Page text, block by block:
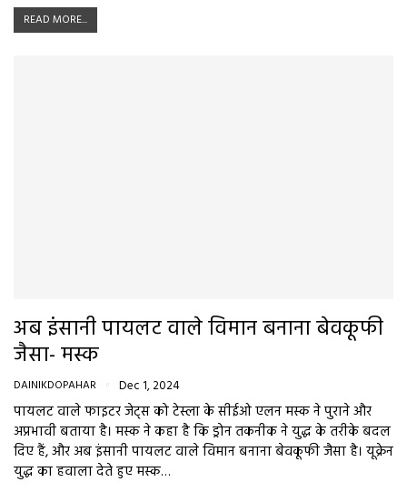
READ MORE...
अब इंसानी पायलट वाले विमान बनाना बेवकूफी
जैसा- मस्क
DAINIKDOPAHAR Dec 1, 2024
पायलट वाले फाइटर जेट्स को टेस्ला के सीईओ एलन मस्क ने पुराने और
अप्रभावी बताया है। मस्क ने कहा है कि ड्रोन तकनीक ने युद्ध के तरीके बदल
दिए हैं, और अब इंसानी पायलट वाले विमान बनाना बेवकूफी जैसा है। यूक्रेन
युद्ध का हवाला देते हुए मस्क…